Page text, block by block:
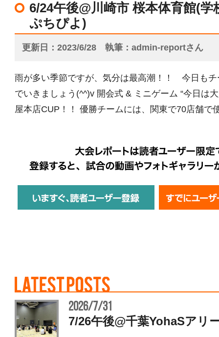
6/24午後@川崎市 桜本体育館(
ぷちぴよ)
更新日 2023/6/28 執筆 admin-reportさん
雨が多い季節ですが、気分は最高潮！！ 今日もチ
でいきましょう(^^)v 開会式 & ミニゲーム “今日は
屋本店CUP！！ 優勝チームには、関東で70店舗で
2026/7/31
7/26午後@千葉YohaSア